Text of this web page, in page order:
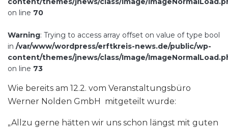
on line 70
Warning: Trying to access array offset on value of type bool
in /var/www/wordpress/erftkreis-news.de/public/wp-
content/themes/jnews/class/Image/
on line 73
Wie bereits am 12.2. vom Veranstaltungsbüro
Werner Nolden GmbH mitgeteilt wurde:
„Allzu gerne hätten wir uns schon längst mit guten